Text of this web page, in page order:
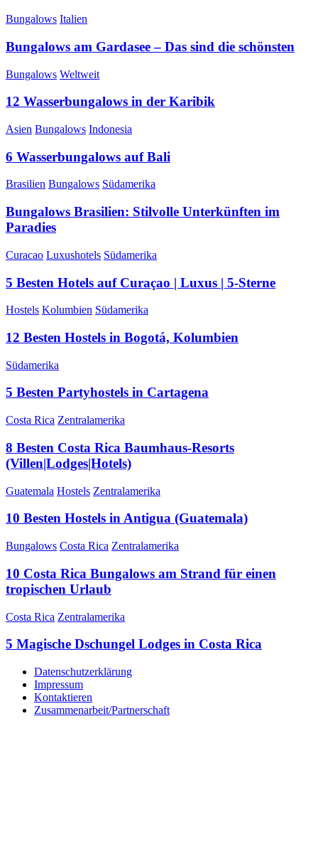
Bungalows Italien
Bungalows am Gardasee – Das sind die schönsten
Bungalows Weltweit
12 Wasserbungalows in der Karibik
Asien Bungalows Indonesia
6 Wasserbungalows auf Bali
Brasilien Bungalows Südamerika
Bungalows Brasilien: Stilvolle Unterkünften im
Paradies
Curacao Luxushotels Südamerika
5 Besten Hotels auf Curaçao | Luxus | 5-Sterne
Hostels Kolumbien Südamerika
12 Besten Hostels in Bogotá, Kolumbien
Südamerika
5 Besten Partyhostels in Cartagena
Costa Rica Zentralamerika
8 Besten Costa Rica Baumhaus-Resorts
(Villen|Lodges|Hotels)
Guatemala Hostels Zentralamerika
10 Besten Hostels in Antigua (Guatemala)
Bungalows Costa Rica Zentralamerika
10 Costa Rica Bungalows am Strand für einen
tropischen Urlaub
Costa Rica Zentralamerika
5 Magische Dschungel Lodges in Costa Rica
Datenschutzerklärung
Impressum
Kontaktieren
Zusammenarbeit/Partnerschaft